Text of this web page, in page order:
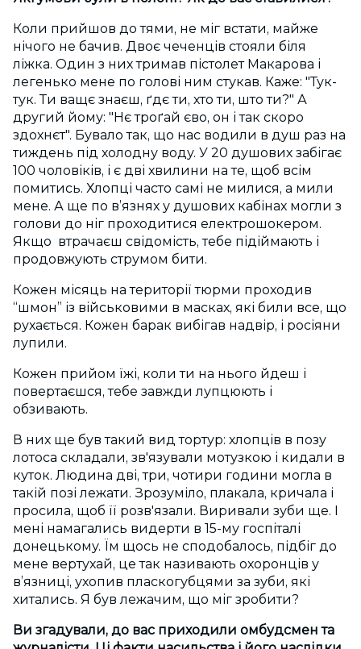
Коли прийшов до тями, не міг встати, майже
нічого не бачив. Двоє чеченців стояли біля
ліжка. Один з них тримав пістолет Макарова і
легенько мене по голові ним стукав. Каже: "Тук-
тук. Ти ващє знаєш, ґдє ти, хто ти, што ти?" А
другий йому: "Нє троґай єво, он і так скоро
здохнєт". Бувало так, що нас водили в душ раз на
тиждень під холодну воду. У 20 душових забігає
100 чоловіків, і є дві хвилини на те, щоб всім
помитись. Хлопці часто самі не милися, а мили
мене. А ще по в’язнях у душових кабінах могли з
голови до ніг проходитися електрошокером.
Якщо втрачаєш свідомість, тебе підіймають і
продовжують струмом бити.
Кожен місяць на території тюрми проходив
“шмон” із військовими в масках, які били все, що
рухається. Кожен барак вибігав надвір, і росіяни
лупили.
Кожен прийом їжі, коли ти на нього йдеш і
повертаєшся, тебе завжди лупцюють і
обзивають.
В них ще був такий вид тортур: хлопців в позу
лотоса складали, зв'язували мотузкою і кидали в
куток. Людина дві, три, чотири години могла в
такій позі лежати. Зрозуміло, плакала, кричала і
просила, щоб її розв'язали. Виривали зуби ще. І
мені намагались видерти в 15-му госпіталі
донецькому. Їм щось не сподобалось, підбіг до
мене вертухай, це так називають охоронців у
в’язниці, ухопив пласкогубцями за зуби, які
хитались. Я був лежачим, що міг зробити?
Ви згадували, до вас приходили омбудсмен та